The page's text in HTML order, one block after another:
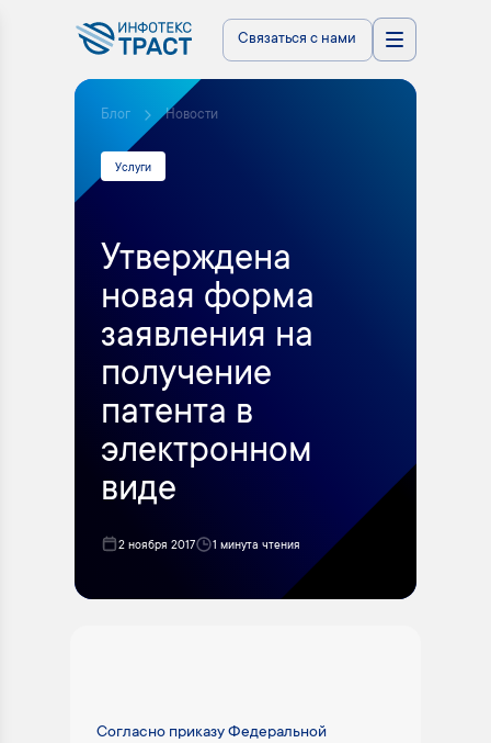
Связаться с нами
Блог Новости
Услуги
Утверждена
новая форма
заявления на
получение
патента в
электронном
виде
2 ноября 2017 1 минута чтения
Согласно приказу Федеральной